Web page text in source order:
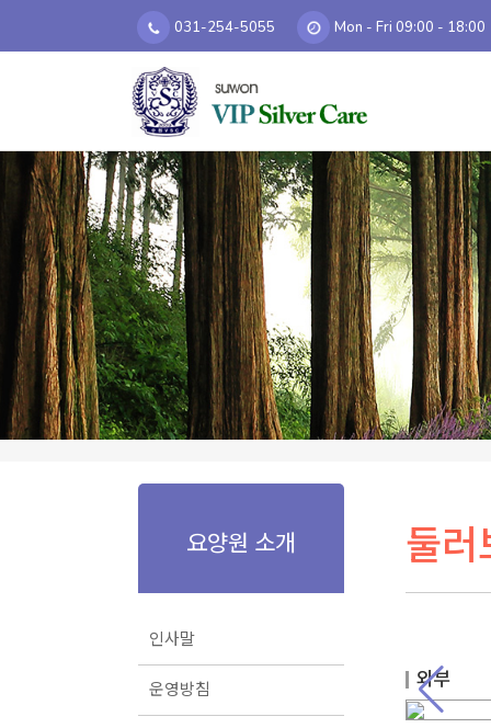
031-254-5055 Mon - Fri 09:00 - 18:00
요양원 소개
인사말
운영방침
둘러
Suwon
외부